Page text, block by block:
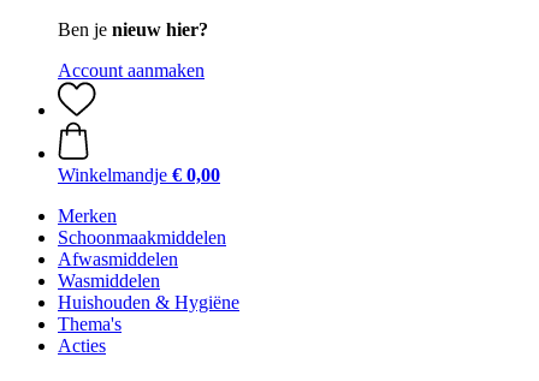
Ben je nieuw hier?
Account aanmaken
Winkelmandje € 0,00
Merken
Schoonmaakmiddelen
Afwasmiddelen
Wasmiddelen
Huishouden & Hygiëne
Thema's
Acties